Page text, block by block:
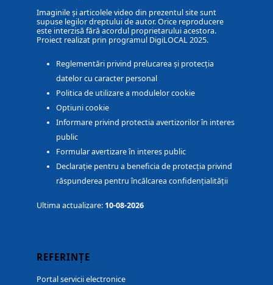
Imaginile și articolele video din prezentul site sunt
supuse legilor dreptului de autor. Orice reproducere
este interzisă fără acordul proprietarului acestora.
Proiect realizat prin programul DigiLOCAL 2025.
Reglementări privind prelucarea și protecția
datelor cu caracter personal
Politica de utilizare a modulelor cookie
Optiuni cookie
Informare privind protectia avertizorilor în interes
public
Formular avertizare în interes public
Declarație pentru a beneficia de protecția privind
răspunderea pentru încălcarea confidențialității
Ultima actualizare: 10-08-2026
REFERINȚE
Portal servicii electronice